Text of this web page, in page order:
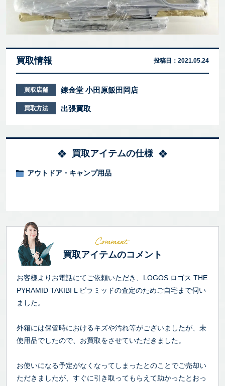
買取情報 投稿日： 2021.05.24
買取店舗 錬金堂 小田原飯田岡店
買取方法 出張買取
買取アイテムの仕様
アウトドア・キャンプ用品
買取アイテムのコメント
お客様よりお電話にてご依頼いただき、LOGOS ロゴス THE
PYRAMID TAKIBI L ピラミッドの査定のためご自宅まで伺い
ました。
外箱には保管時におけるキズや汚れ等がございましたが、未
使用品でしたので、お買取をさせていただきました。
お使いになる予定がなくなってしまったとのことでご売却い
ただきましたが、すぐに引き取ってもらえて助かったとおっ